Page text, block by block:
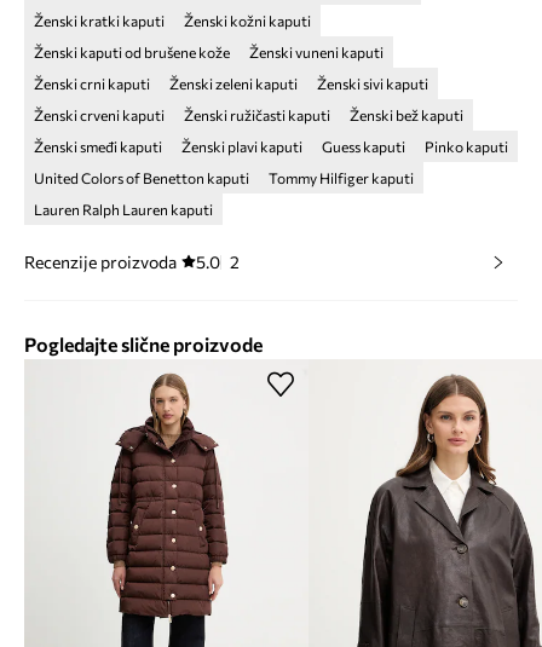
Ženski kratki kaputi
Ženski kožni kaputi
Ženski kaputi od brušene kože
Ženski vuneni kaputi
Ženski crni kaputi
Ženski zeleni kaputi
Ženski sivi kaputi
Ženski crveni kaputi
Ženski ružičasti kaputi
Ženski bež kaputi
Ženski smeđi kaputi
Ženski plavi kaputi Guess kaputi
Pinko kaputi
United Colors of Benetton kaputi
Tommy Hilfiger kaputi
Lauren Ralph Lauren kaputi
Recenzije proizvoda 5.0 2
Pogledajte slične proizvode